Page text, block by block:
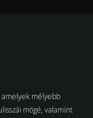
amelyek mélyebb
mögé, valamint